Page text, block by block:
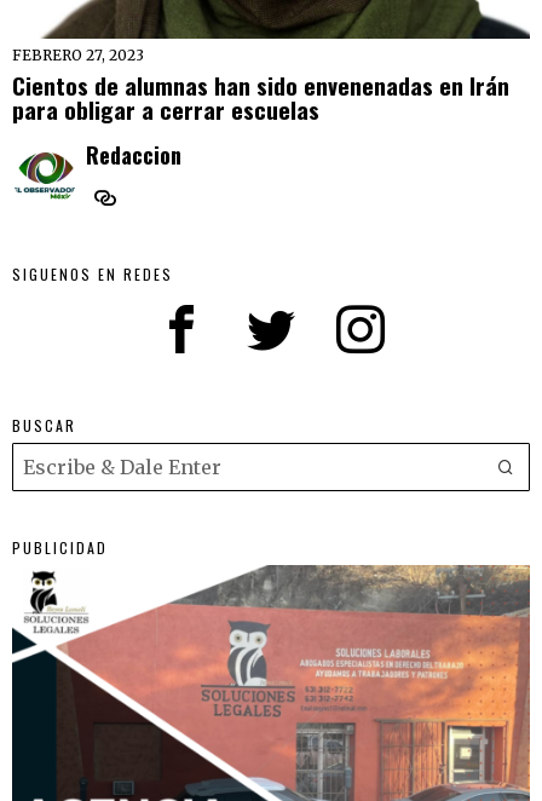
FEBRERO 27, 2023
Cientos de alumnas han sido envenenadas en Irán
para obligar a cerrar escuelas
Redaccion
SIGUENOS EN REDES
BUSCAR
PUBLICIDAD